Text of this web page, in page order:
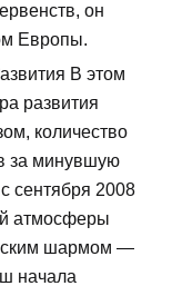
он
Европы.
В этом
развития
количество
за минувшую
сентября 2008
атмосферы
шармом —
начала